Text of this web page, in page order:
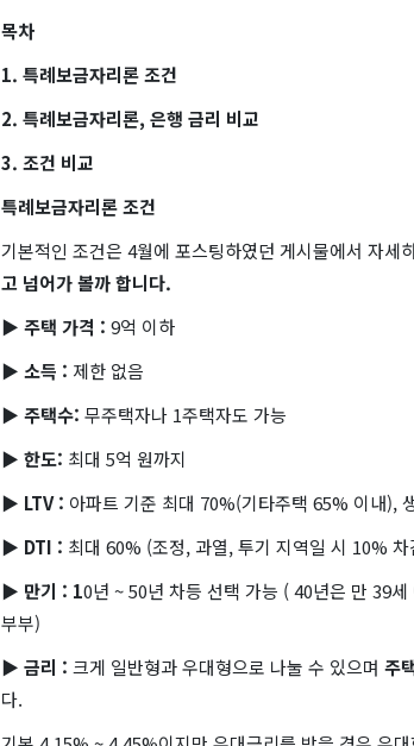
목차
1. 특례보금자리론 조건
2. 특례보금자리론, 은행 금리 비교
3. 조건 비교
특례보금자리론 조건
기본적인 조건은 4월에 포스팅하였던 게시물에서 자세
고 넘어가 볼까 합니다.
▶ 주택 가격 : 9억 이하
▶ 소득 : 제한 없음
▶ 주택수: 무주택자나 1주택자도 가능
▶ 한도: 최대 5억 원까지
▶ LTV : 아파트 기준 최대 70%(기타주택 65% 이내),
▶ DTI : 최대 60% (조정, 과열, 투기 지역일 시 10% 차
▶ 만기 : 10년 ~ 50년 차등 선택 가능 ( 40년은 만 39
부부)
▶ 금리 : 크게 일반형과 우대형으로 나눌 수 있으며 주
다.